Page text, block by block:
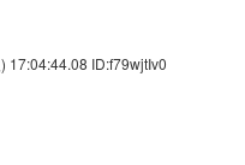
17:04:44.08 ID:f79wjtIv0